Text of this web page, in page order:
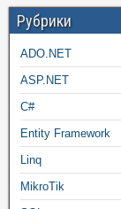
Рубрики
ADO.NET
ASP.NET
C#
Entity Framework
Linq
MikroTik